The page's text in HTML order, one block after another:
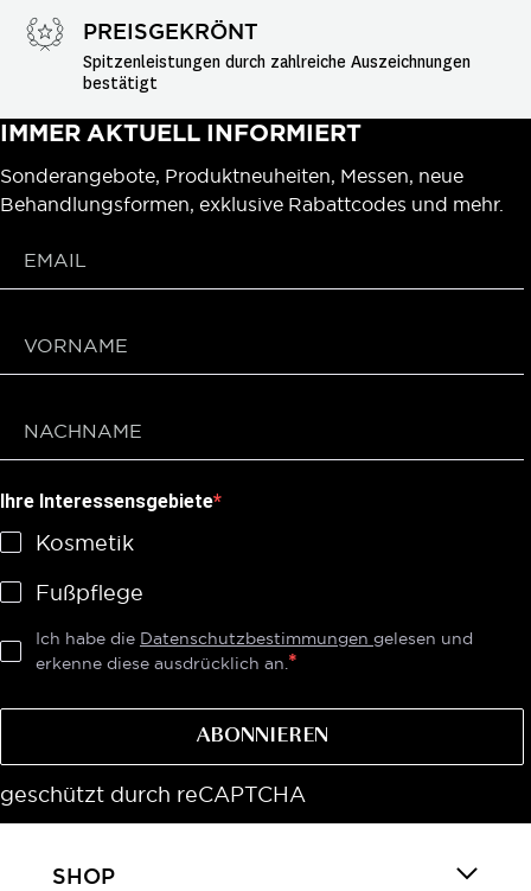
PREISGEKRÖNT
Spitzenleistungen durch zahlreiche Auszeichnungen
bestätigt
IMMER AKTUELL INFORMIERT
Sonderangebote, Produktneuheiten, Messen, neue
Behandlungsformen, exklusive Rabattcodes und mehr.
Ihre Interessensgebiete
Kosmetik
Fußpflege
Ich habe die Datenschutzbestimmungen gelesen und
erkenne diese ausdrücklich an.
ABONNIEREN
geschützt durch reCAPTCHA
SHOP